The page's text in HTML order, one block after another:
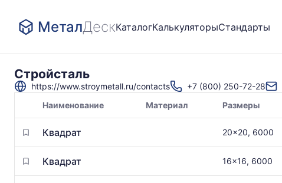
МеталДескКаталогКалькуляторыСтандарты
Стройсталь
https://www.stroymetall.ru/contacts +7 (800) 250-72-28
поставщика
Наименование Материал Размеры
Квадрат 20x20, 6000
Квадрат 16x16, 6000